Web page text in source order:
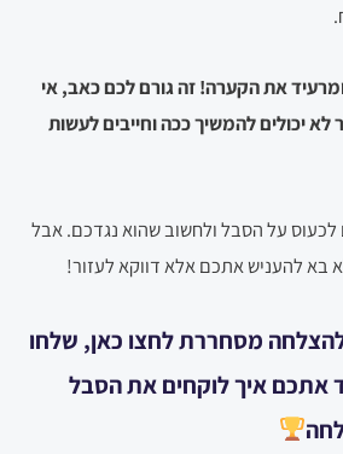
את הקערה! זה גורם לכם כאב, אי
יכולים להמשיך ככה וחייבים לעשות
לכעוס על הסבל ולחשוב שהוא נגדכם. אבל
בא להעניש אתכם אלא דווקא לעזור!
מסחררת לחצו כאן, שלחו
אתכם איך לוקחים את הסבל